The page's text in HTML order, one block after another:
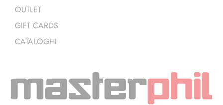
OUTLET
GIFT CARDS
CATALOGHI